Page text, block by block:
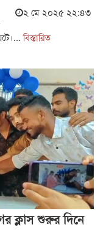
২ মে ২০২৫ ২২:৪৩
বিস্তারিত
ক্লাস শুরুর দিনে